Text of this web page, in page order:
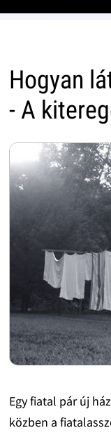
Hogyan
- A
Egy fiatal pár új
közben a